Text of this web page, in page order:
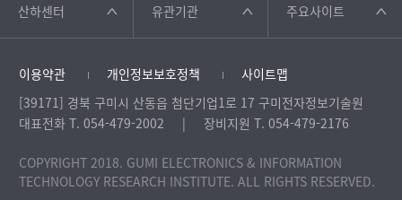
산하센터 유관기관 주요사이트
이용약관 개인정보보호정책
사이트맵
[39171] 경북 구미시 산동읍 첨단기업1로 17 구미전자정보기술원
대표전화 T. 054-479-2002
장비지원 T. 054-479-2176
COPYRIGHT 2018. GUMI ELECTRONICS & INFORMATION
TECHNOLOGY RESEARCH INSTITUTE. ALL RIGHTS RESERVED.